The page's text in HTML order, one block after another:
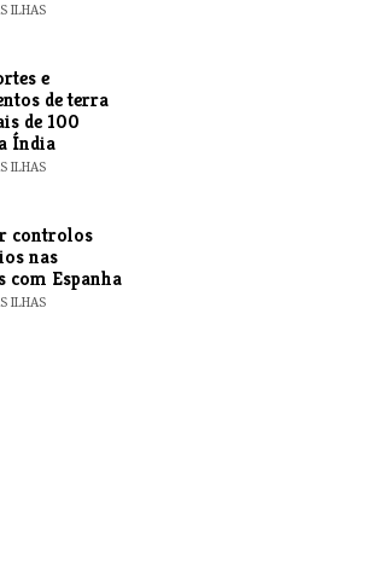
ILHAS
e
de terra
de 100
Índia
ILHAS
controlos
nas
Espanha
ILHAS